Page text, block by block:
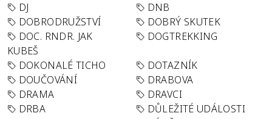
DJ
DNB
DOBRODRUŽSTVÍ
DOBRÝ SKUTEK
DOC. RNDR. JAK
KUBEŠ
DOGTREKKING
DOKONALÉ TICHO
DOTAZNÍK
DOUČOVÁNÍ
DRABOVA
DRAMA
DRAVCI
DRBA
DŮLEŽITÉ UDÁLOSTI